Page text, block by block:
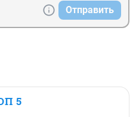
Отправить
5